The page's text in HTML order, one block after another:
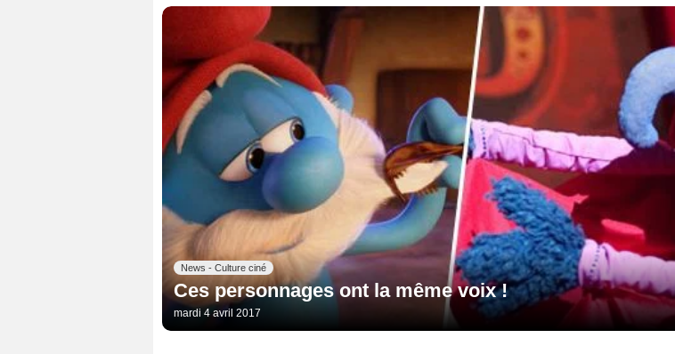
News - Culture ciné
Ces personnages ont la même voix !
mardi 4 avril 2017